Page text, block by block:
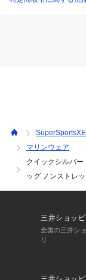
【商品の購入にあ
※一部商品におい
silver QUICK
オ ゼビオ Super
s メンズ めんず 男
マリンウェア
クイックシルバ
ッグ ノンストレ
三井ショッ
全国の三井シ
リ